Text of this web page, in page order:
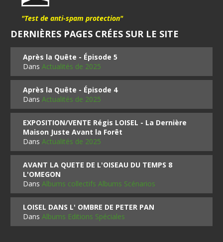
"Test de anti-spam protection"
DERNIÈRES PAGES CRÉES SUR LE SITE
Après la Quête - Épisode 5
DansActualités de 2025
Après la Quête - Épisode 4
DansActualités de 2025
EXPOSITION/VENTE Régis LOISEL - La Dernière
Maison Juste Avant la Forêt
DansActualités de 2025
AVANT LA QUETE DE L'OISEAU DU TEMPS 8
L'OMEGON
DansAlbums collectifs Albums Scénarios
LOISEL DANS L' OMBRE DE PETER PAN
DansAlbums Editions Spéciales